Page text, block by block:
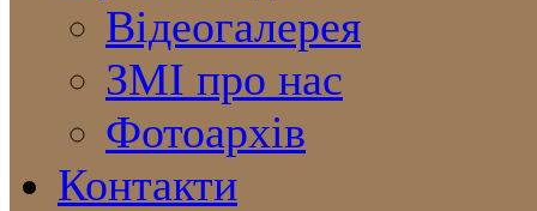
Відеогалерея
ЗМІ про нас
Фотоархів
Контакти